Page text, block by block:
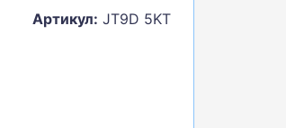
Артикул: JT9D 5KT